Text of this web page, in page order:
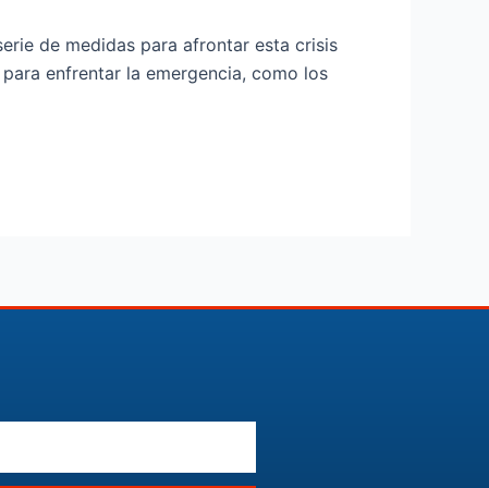
de medidas para afrontar esta crisis
enfrentar la emergencia, como los